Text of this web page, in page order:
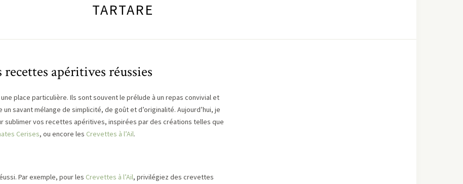
TARTARE
recettes apéritives réussies
place particulière. Ils sont souvent le prélude à un repas convivial et
savant mélange de simplicité, de goût et d’originalité. Aujourd’hui, je
sublimer vos recettes apéritives, inspirées par des créations telles que
Cerises, ou encore les Crevettes à l’Ail.
Par exemple, pour les Crevettes à l’Ail, privilégiez des crevettes